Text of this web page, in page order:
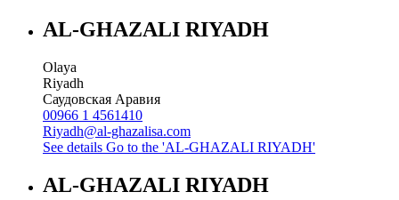
AL-GHAZALI RIYADH
Olaya
Riyadh
Саудовская Аравия
00966 1 4561410
Riyadh@al-ghazalisa.com
See details Go to the 'AL-GHAZALI RIYADH'
AL-GHAZALI RIYADH